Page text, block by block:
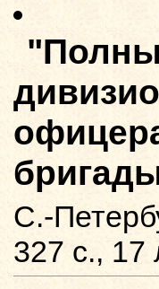
С.-
327 с., 17